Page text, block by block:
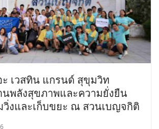
ะ เวสทิน แกรนด์ สุขุมวิท
นพลังสุขภาพและความยั่งยืน
วิ่งและเก็บขยะ ณ สวนเบญจกิติ